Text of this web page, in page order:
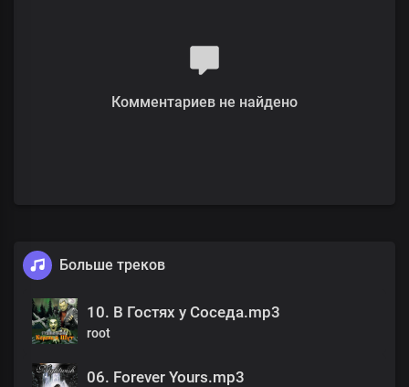
Комментариев не найдено
Больше треков
10. В Гостях у Соседа.mp3
root
06. Forever Yours.mp3